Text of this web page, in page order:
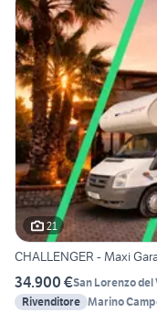
21
CHALLENGER - Maxi
34.900 €San Lorenzo del
Rivenditore Marino